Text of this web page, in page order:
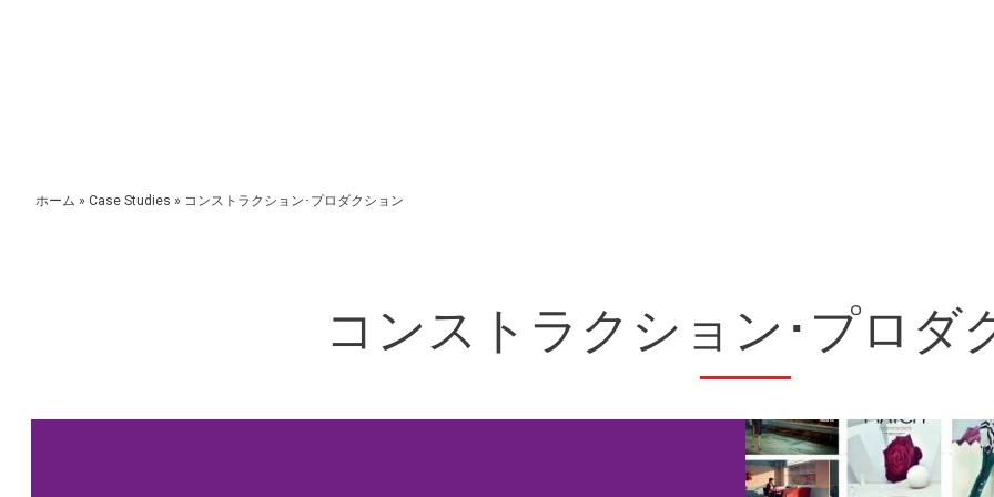
ホーム » Case Studies » コンストラクション･プロダクション
コンストラクション･プロダ